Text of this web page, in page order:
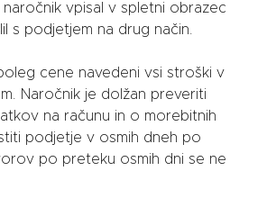
naročnik vpisal v spletni obrazec
s podjetjem na drug način.
cene navedeni vsi stroški v
Naročnik je dolžan preveriti
na računu in o morebitnih
podjetje v osmih dneh po
po preteku osmih dni se ne